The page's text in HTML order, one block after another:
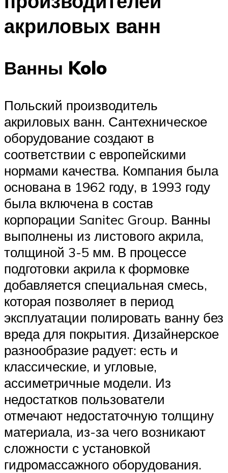
акриловых ванн
Ванны Kolo
Польский производитель
акриловых ванн. Сантехническое
оборудование создают в
соответствии с европейскими
нормами качества. Компания была
основана в 1962 году, в 1993 году
была включена в состав
корпорации Sanitec Group. Ванны
выполнены из листового акрила,
толщиной 3-5 мм. В процессе
подготовки акрила к формовке
добавляется специальная смесь,
которая позволяет в период
эксплуатации полировать ванну без
вреда для покрытия. Дизайнерское
разнообразие радует: есть и
классические, и угловые,
ассиметричные модели. Из
недостатков пользователи
отмечают недостаточную толщину
материала, из-за чего возникают
сложности с установкой
гидромассажного оборудования.